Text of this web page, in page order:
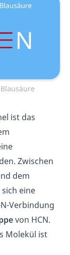
ist das
Zwischen
dem
eine
N-Verbindung
von HCN.
Molekül ist